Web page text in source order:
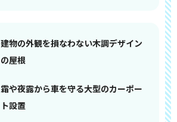
建物の外観を損なわない木調デザイン
の屋根
霜や夜露から車を守る大型のカーポー
ト設置